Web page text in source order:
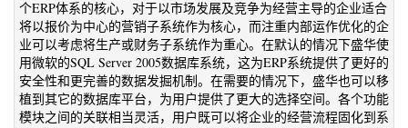
个ERP体系的核心，对于以市场发展及竞争为经营主导的企业适合
将以报价为中心的营销子系统作为核心，而注重内部运作优化的企
业可以考虑将生产或财务子系统作为重心。在默认的情况下盛华使
用微软的SQL Server 2005数据库系统，这为ERP系统提供了更好的
安全性和更完善的数据发掘机制。在需要的情况下，盛华也可以移
植到其它的数据库平台，为用户提供了更大的选择空间。各个功能
模块之间的关联相当灵活，用户既可以将企业的经营流程固化到系